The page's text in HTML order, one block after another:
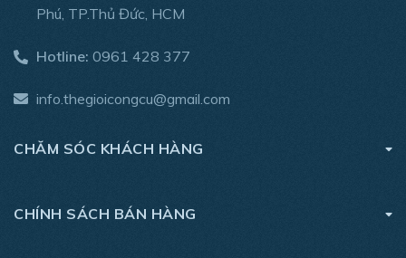
Phú, TP.Thủ Đức, HCM
Hotline: 0961 428 377
info.thegioicongcu@gmail.com
CHĂM SÓC KHÁCH HÀNG
CHÍNH SÁCH BÁN HÀNG